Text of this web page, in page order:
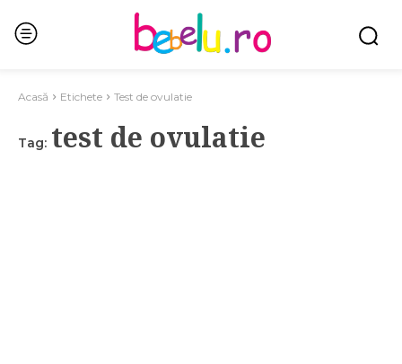
Acasă Etichete Test de ovulatie
Tag: test de ovulatie